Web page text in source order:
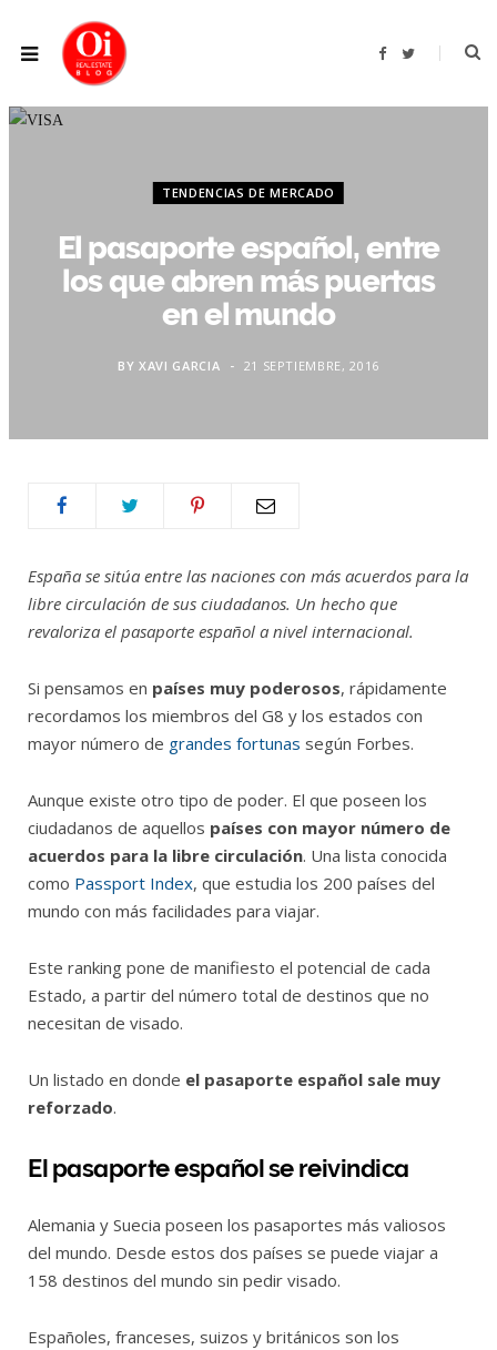
F
b
T
t
TENDENCIAS DE MERCADO
El pasaporte español, entre
los que abren más puertas
en el mundo
BY XAVI GARCIA 21 SEPTIEMBRE, 2016
España se sitúa entre las naciones con más acuerdos para la
libre circulación de sus ciudadanos. Un hecho que
revaloriza el pasaporte español a nivel internacional.
Si pensamos en países muy poderosos, rápidamente
recordamos los miembros del G8 y los estados con
mayor número de grandes fortunas según Forbes.
Aunque existe otro tipo de poder. El que poseen los
ciudadanos de aquellos países con mayor número de
acuerdos para la libre circulación. Una lista conocida
como Passport Index, que estudia los 200 países del
mundo con más facilidades para viajar.
Este ranking pone de manifiesto el potencial de cada
Estado, a partir del número total de destinos que no
necesitan de visado.
Un listado en donde el pasaporte español sale muy
reforzado.
El pasaporte español se reivindica
Alemania y Suecia poseen los pasaportes más valiosos
del mundo. Desde estos dos países se puede viajar a
158 destinos del mundo sin pedir visado.
Españoles, franceses, suizos y británicos son los